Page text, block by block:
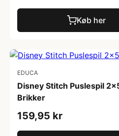
Køb her
EDUCA
Disney Stitch Puslespil
Brikker
159,95 kr